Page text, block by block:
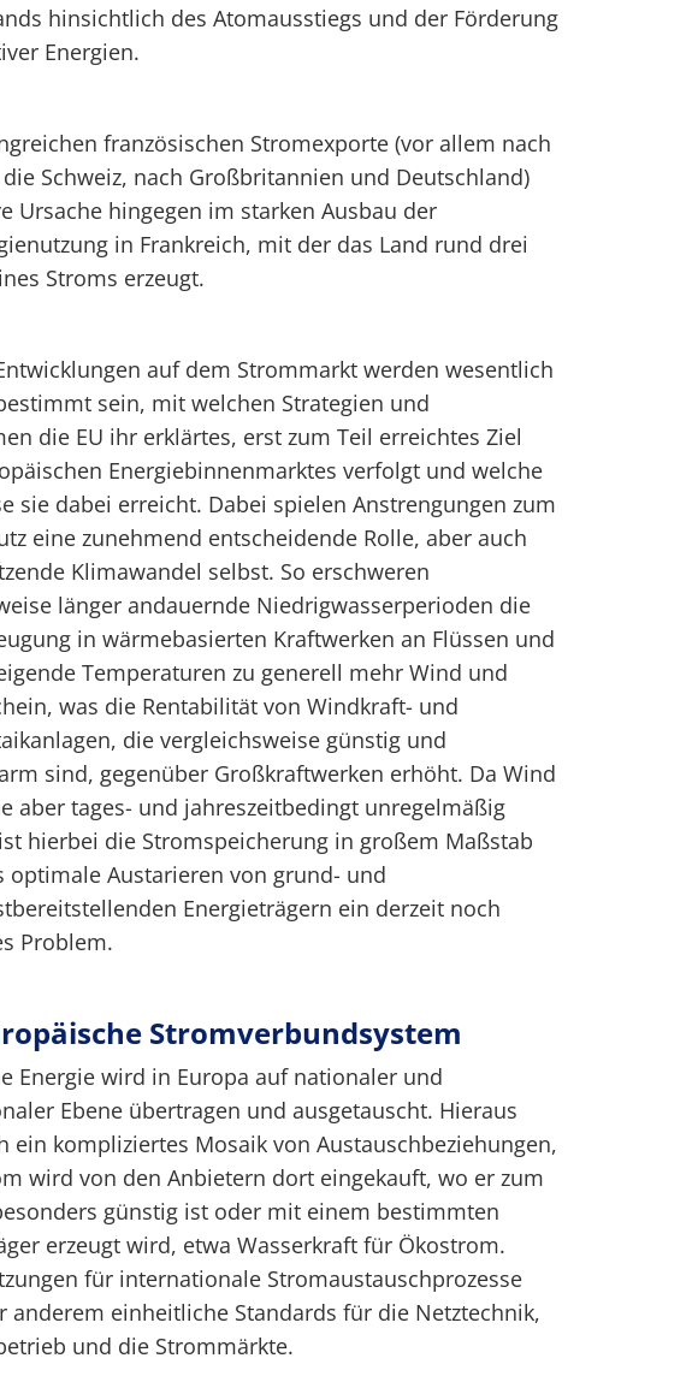
hinsichtlich des Atomausstiegs und der Förderung
Energien.
französischen Stromexporte (vor allem nach
Schweiz, nach Großbritannien und Deutschland)
Ursache hingegen im starken Ausbau der
in Frankreich, mit der das Land rund drei
Stroms erzeugt.
auf dem Strommarkt werden wesentlich
sein, mit welchen Strategien und
die EU ihr erklärtes, erst zum Teil erreichtes Ziel
Energiebinnenmarktes verfolgt und welche
sie dabei erreicht. Dabei spielen Anstrengungen zum
eine zunehmend entscheidende Rolle, aber auch
Klimawandel selbst. So erschweren
länger andauernde Niedrigwasserperioden die
in wärmebasierten Kraftwerken an Flüssen und
Temperaturen zu generell mehr Wind und
was die Rentabilität von Windkraft- und
die vergleichsweise günstig und
sind, gegenüber Großkraftwerken erhöht. Da Wind
aber tages- und jahreszeitbedingt unregelmäßig
hierbei die Stromspeicherung in großem Maßstab
optimale Austarieren von grund- und
Energieträgern ein derzeit noch
Problem.
Stromverbundsystem
Energie wird in Europa auf nationaler und
Ebene übertragen und ausgetauscht. Hieraus
ein kompliziertes Mosaik von Austauschbeziehungen,
wird von den Anbietern dort eingekauft, wo er zum
günstig ist oder mit einem bestimmten
erzeugt wird, etwa Wasserkraft für Ökostrom.
für internationale Stromaustauschprozesse
anderem einheitliche Standards für die Netztechnik,
und die Strommärkte.